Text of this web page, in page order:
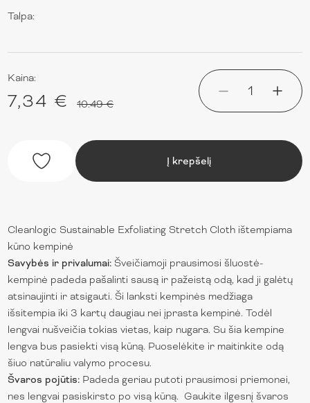
Talpa:
Kaina:
7,34 € 10.49 €
1
Į krepšelį
Cleanlogic Sustainable Exfoliating Stretch Cloth ištempiama
kūno kempinė
Savybės ir privalumai: Šveičiamoji prausimosi šluostė-
kempinė padeda pašalinti sausą ir pažeistą odą, kad ji galėtų
atsinaujinti ir atsigauti. Ši lanksti kempinės medžiaga
išsitempia iki 3 kartų daugiau nei įprasta kempinė. Todėl
lengvai nušveičia tokias vietas, kaip nugara. Su šia kempine
lengva bus pasiekti visą kūną. Puoselėkite ir maitinkite odą
šiuo natūraliu valymo procesu.
Švaros pojūtis: Padeda geriau putoti prausimosi priemonei,
nes lengvai pasiskirsto po visą kūną. Gaukite ilgesnį švaros